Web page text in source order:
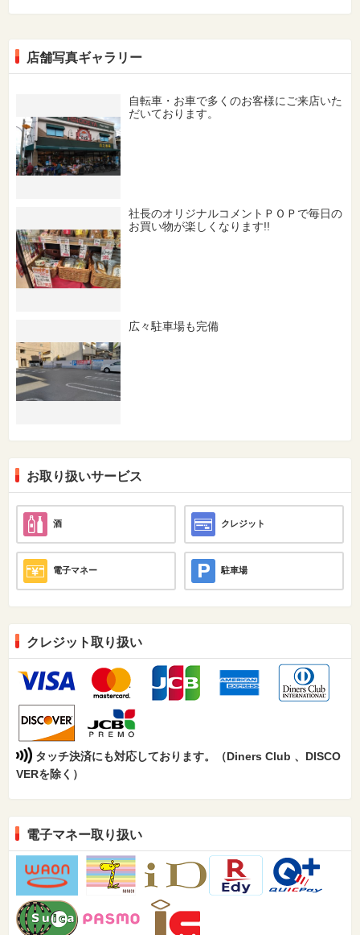
店舗写真ギャラリー
自転車・お車で多くのお客様にご来店いた
だいております。
社長のオリジナルコメントＰＯＰで毎日の
お買い物が楽しくなります!!
広々駐車場も完備
お取り扱いサービス
酒 クレジット
電子マネー 駐車場
クレジット取り扱い
タッチ決済にも対応しております。（Diners Club 、DISCO
VERを除く）
電子マネー取り扱い